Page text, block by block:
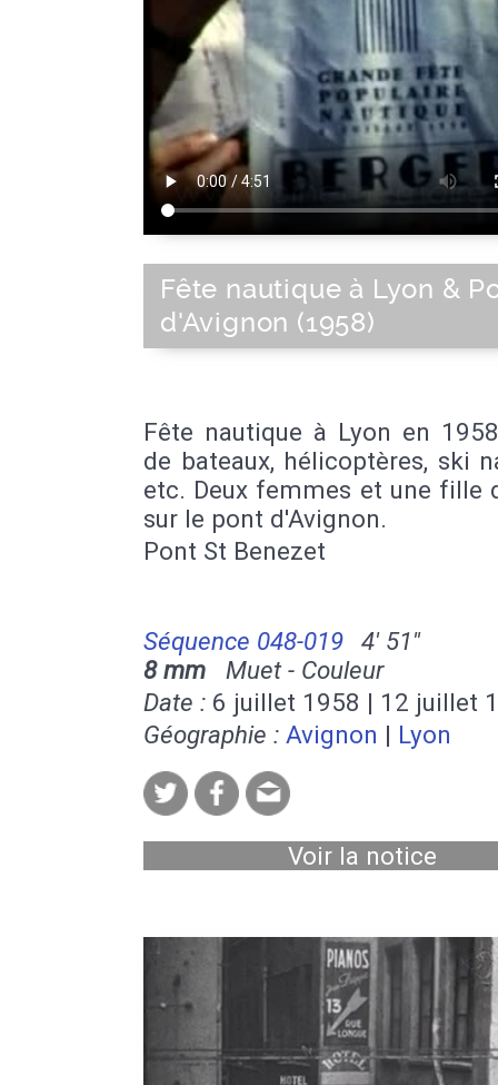
Fête nautique à Lyon &
d'Avignon (1958)
Fête nautique à Lyon en
de bateaux, hélicoptères, ski
etc. Deux femmes et une fille
sur le pont d'Avignon.
Pont St Benezet
Séquence 048-019
4' 51''
8 mm Muet - Couleur
Date : 6 juillet 1958 | 12 juillet
Géographie : Avignon | Lyon
Voir la notice